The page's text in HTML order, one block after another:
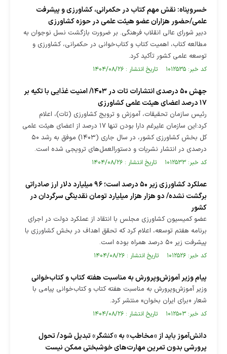
خسروپناه: نقش مهم کتاب در حکمرانی، کشاورزی و پیشرفت
علمی/حضور هزاران عضو هیئت علمی در حوزه کشاورزی
دبیر شورای عالی انقلاب فرهنگی. بر ضرورت بازگشت نسل نوجوان به
مطالعه کتاب، اهمیت کتاب و کتاب‌خوانی در حکمرانی، کشاورزی و
توسعه علمی کشور تأکید کرد.
کد خبر: ۱۰۱۲۵۳۵ تاریخ انتشار : ۱۴۰۴/۰۸/۲۶
جهش ۵۰ درصدی انتشارات تات در ۱۴۰۳/ امنیت غذایی با تکیه بر
۱۷ درصد اعضای هیئت علمی کشاورزی
رئیس سازمان تحقیقات، آموزش و ترویج کشاورزی (تات)، اعلام
کرد:این سازمان علیرغم دارا بودن تنها ۱۷ درصد از اعضای هیئت علمی
کل بخش کشاورزی کشور، در سال جاری (۱۴۰۳) موفق به رشد ۵۰
درصدی در انتشار نشریات و دستورالعمل‌های ترویجی شده است.
کد خبر: ۱۰۱۲۵۳۳ تاریخ انتشار : ۱۴۰۴/۰۸/۲۶
عملکرد کشاورزی زیر ۵۰ درصد است؛ ۹۶ میلیارد دلار ارز صادراتی
برگشت نشده/ دو هزار هزار میلیارد تومان نقدینگی سرگردان در
کشور
عضو کمیسیون کشاورزی مجلس با انتقاد از عملکرد دولت در اجرای
برنامه هفتم توسعه، اعلام کرد که تحقق اهداف در بخش کشاورزی با
پیشرفت زیر ۵۰ درصد همراه بوده است.
کد خبر: ۱۰۱۲۵۲۶ تاریخ انتشار : ۱۴۰۴/۰۸/۲۶
پیام وزیر آموزش‌وپرورش به مناسبت هفته کتاب و کتاب‌خوانی
وزیر آموزش‌وپرورش به مناسبت هفته کتاب و کتاب‌خوانی پیامی با
شعار «برای ایران بخوان» منتشر کرد.
کد خبر: ۱۰۱۲۵۰۳ تاریخ انتشار : ۱۴۰۴/۰۸/۲۶
دانش‌آموز باید از «مخاطب» به «کنشگر» تبدیل شود/ تحول
پرورشی بدون تمرین مهارت‌های خوشبختی ممکن نیست